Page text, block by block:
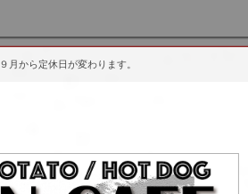
９月から定休日が変わります。